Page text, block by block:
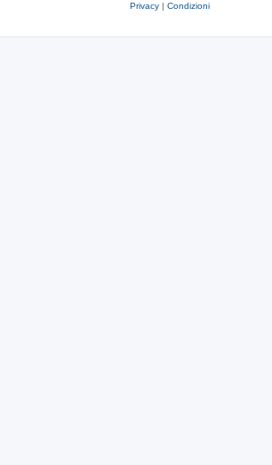
Privacy | Condizioni